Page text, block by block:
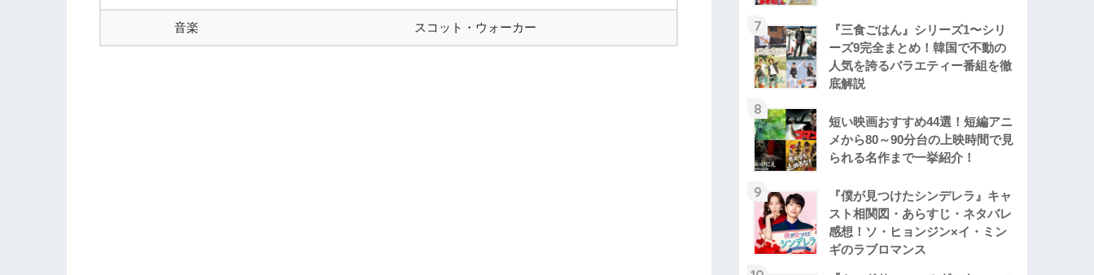
音楽 スコット・ウォーカー 7
『三食ごはん』シリーズ1〜シリ
ーズ9完全まとめ！韓国で不動の
人気を誇るバラエティー番組を徹
底解説
8
短い映画おすすめ44選！短編アニ
メから80～90分台の上映時間で見
られる名作まで一挙紹介！
9
『僕が見つけたシンデレラ』キャ
スト相関図・あらすじ・ネタバレ
感想！ソ・ヒョンジン×イ・ミン
ギのラブロマンス